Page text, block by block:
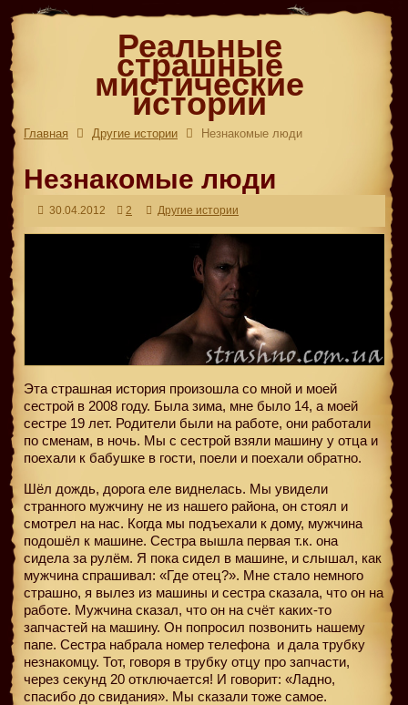
Реальные
страшные
мистические
истории
Главная Другие истории Незнакомые люди
Незнакомые люди
30.04.2012 2 Другие истории
Эта страшная история произошла со мной и моей
сестрой в 2008 году. Была зима, мне было 14, а моей
сестре 19 лет. Родители были на работе, они работали
по сменам, в ночь. Мы с сестрой взяли машину у отца и
поехали к бабушке в гости, поели и поехали обратно.
Шёл дождь, дорога еле виднелась. Мы увидели
странного мужчину не из нашего района, он стоял и
смотрел на нас. Когда мы подъехали к дому, мужчина
подошёл к машине. Сестра вышла первая т.к. она
сидела за рулём. Я пока сидел в машине, и слышал, как
мужчина спрашивал: «Где отец?». Мне стало немного
страшно, я вылез из машины и сестра сказала, что он на
работе. Мужчина сказал, что он на счёт каких-то
запчастей на машину. Он попросил позвонить нашему
папе. Сестра набрала номер телефона и дала трубку
незнакомцу. Тот, говоря в трубку отцу про запчасти,
через секунд 20 отключается! И говорит: «Ладно,
спасибо до свидания». Мы сказали тоже самое.